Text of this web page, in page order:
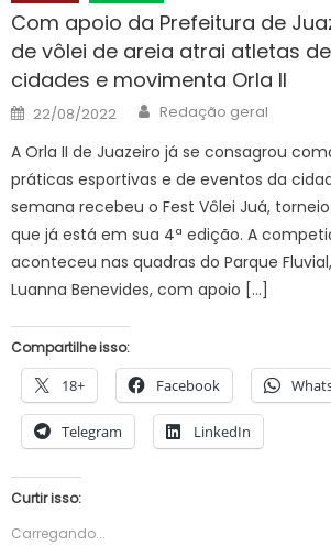
Com apoio da Prefeitura de
de vôlei de areia atrai atletas
cidades e movimenta Orla II
Posted
on
22/08/2022 Author
Redação geral
A Orla II de Juazeiro já se consagrou
práticas esportivas e de eventos da
semana recebeu o Fest Vôlei Juá,
que já está em sua 4ª edição. A
aconteceu nas quadras do Parque
Luanna Benevides, com apoio […]
Compartilhe isso:
18+ Facebook
Telegram LinkedIn
Curtir isso:
Carregando...